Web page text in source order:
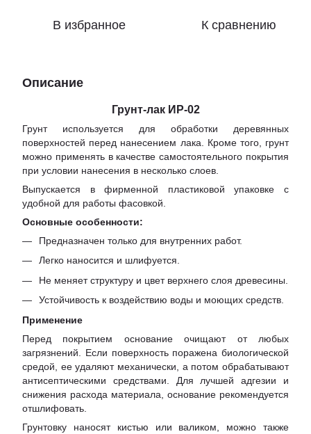
В избранное К сравнению
Описание
Грунт-лак ИР-02
Грунт используется для обработки деревянных
поверхностей перед нанесением лака. Кроме того, грунт
можно применять в качестве самостоятельного покрытия
при условии нанесения в несколько слоев.
Выпускается в фирменной пластиковой упаковке с
удобной для работы фасовкой.
Основные особенности:
Предназначен только для внутренних работ.
Легко наносится и шлифуется.
Не меняет структуру и цвет верхнего слоя древесины.
Устойчивость к воздействию воды и моющих средств.
Применение
Перед покрытием основание очищают от любых
загрязнений. Если поверхность поражена биологической
средой, ее удаляют механически, а потом обрабатывают
антисептическими средствами. Для лучшей адгезии и
снижения расхода материала, основание рекомендуется
отшлифовать.
Грунтовку наносят кистью или валиком, можно также